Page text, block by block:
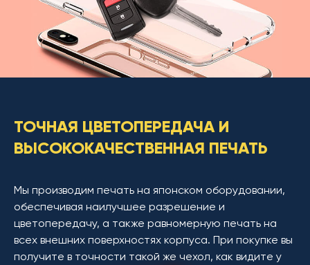
ТОЧНАЯ ЦВЕТОПЕРЕДАЧА И
ВЫСОКОКАЧЕСТВЕННАЯ ПЕЧАТЬ
Мы производим печать на японском оборудовании,
обеспечивая наилучшее разрешение и
цветопередачу, а также равномерную печать на
всех внешних поверхностях корпуса. При покупке вы
получите в точности такой же чехол, как видите у